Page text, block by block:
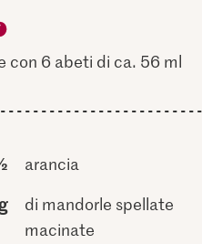
con 6 abeti di ca. 56 ml
arancia
di mandorle spellate
macinate